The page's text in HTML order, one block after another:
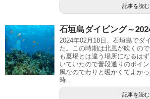
記事を読む
石垣島ダイビング～
2024年02月18日、石垣島でダ
た。この時期は北風が吹くの
も夏場とは違う場所になるは
いていたので普段通りのポイ
風なのでわりと暖かくてよか
時...
記事を読む